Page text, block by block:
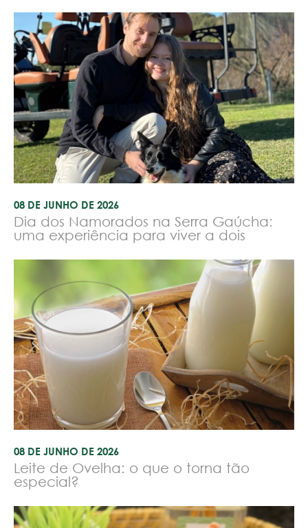
08 DE JUNHO DE 2026
Dia dos Namorados na Serra Gaúcha:
uma experiência para viver a dois
08 DE JUNHO DE 2026
Leite de Ovelha: o que o torna tão
especial?